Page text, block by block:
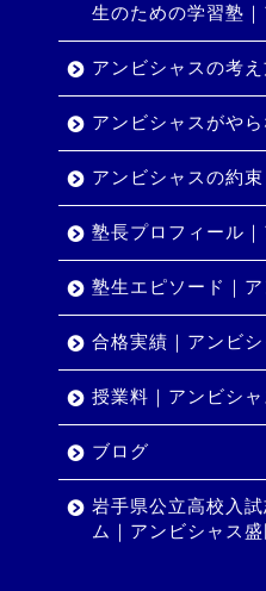
生のための学習塾
アンビシャスの考え
アンビシャスがやら
アンビシャスの約束
塾長プロフィール
塾生エピソード｜
合格実績｜アンビ
授業料｜アンビシ
ブログ
岩手県公立高校入
ム｜アンビシャス盛